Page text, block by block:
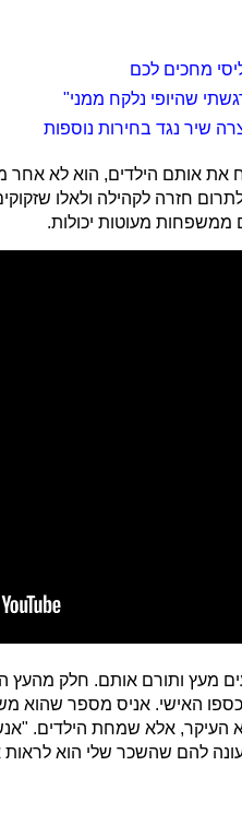
מחכים לכם
שהיופי נלקח ממני"
שיר נגד בחירות נוספות
ממשפחות מעוטות יכולות.
הוא מכין כ-300 צעצועים מעץ ותורם אותם.
העיקר, אלא שמחת הילדים.
להם שהשכר שלי הוא